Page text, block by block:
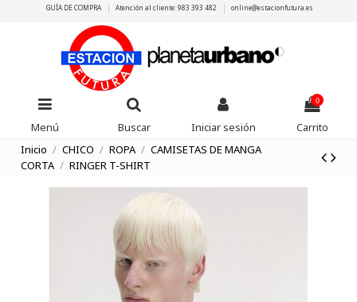
GUÍA DE COMPRA Atención al cliente: 983 393 482 online@estacionfutura.es
Menú Buscar Iniciar sesión
0
Carrito
Inicio
CHICO ROPA
CAMISETAS DE MANGA
CORTA
RINGER T-SHIRT